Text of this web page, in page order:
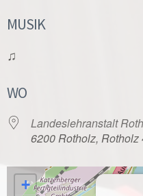
MUSIK
♫
WO
Landeslehranstalt
6200 Rotholz, Rotholz
+